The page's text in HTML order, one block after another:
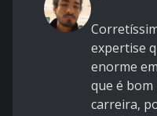
expertise
enorme
que é bom
carreira,